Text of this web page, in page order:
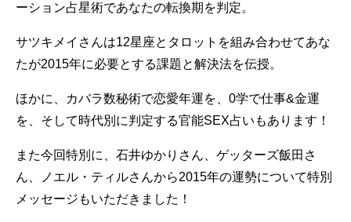
ーション占星術であなたの転換期を判定。
サツキメイさんは12星座とタロットを組み合わせてあな
たが2015年に必要とする課題と解決法を伝授。
ほかに、カバラ数秘術で恋愛年運を、0学で仕事&金運
を、そして時代別に判定する官能SEX占いもあります！
また今回特別に、石井ゆかりさん、ゲッターズ飯田さ
ん、ノエル・ティルさんから2015年の運勢について特別
メッセージもいただきました！